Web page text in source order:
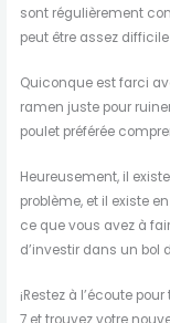
sont régulièrement
peut être assez
Quiconque est farci
ramen juste pour
poulet préférée
Heureusement, il
problème, et il existe
ce que vous avez à
d’investir dans un bol
¡Restez à l’écoute